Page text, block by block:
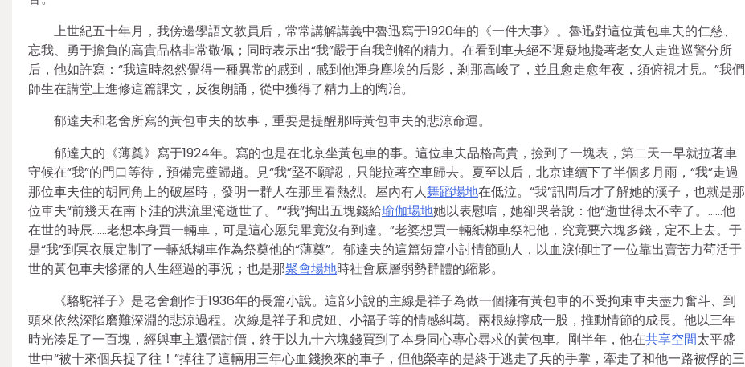
上世紀五十年月，我傍邊學語文教員后，常常講解講義中魯迅寫于1920年的《一件大事》。魯迅對這位黃包車夫的仁慈、
忘我、勇于擔負的高貴品格非常敬佩；同時表示出“我”嚴于自我剖解的精力。在看到車夫絕不遲疑地攙著老女人走進巡警分所
后，他如許寫：“我這時忽然覺得一種異常的感到，感到他渾身塵埃的后影，剎那高峻了，並且愈走愈年夜，須俯視才見。”我們
師生在講堂上進修這篇課文，反復朗誦，從中獲得了精力上的陶冶。
郁達夫和老舍所寫的黃包車夫的故事，重要是提醒那時黃包車夫的悲涼命運。
郁達夫的《薄奠》寫于1924年。寫的也是在北京坐黃包車的事。這位車夫品格高貴，撿到了一塊表，第二天一早就拉著車
守候在“我”的門口等待，預備完璧歸趙。見“我”堅不願認，只能拉著空車歸去。夏至以后，北京連續下了半個多月雨，“我”走過
那位車夫住的胡同角上的破屋時，發明一群人在那里看熱烈。屋內有人舞蹈場地在低泣。“我”訊問后才了解她的漢子，也就是那
位車夫“前幾天在南下洼的洪流里淹逝世了。”“我”掏出五塊錢給瑜伽場地她以表慰唁，她卻哭著說：他“逝世得太不幸了。……他
在世的時辰……老想本身買一輛車，可是這心愿兒畢竟沒有到達。”老婆想買一輛紙糊車祭祀他，究竟要六塊多錢，定不上去。于
是“我”到冥衣展定制了一輛紙糊車作為祭奠他的“薄奠”。郁達夫的這篇短篇小討情節動人，以血淚傾吐了一位靠出賣苦力茍活于
世的黃包車夫慘痛的人生經過的事況；也是那聚會場地時社會底層弱勢群體的縮影。
《駱駝祥子》是老舍創作于1936年的長篇小說。這部小說的主線是祥子為做一個擁有黃包車的不受拘束車夫盡力奮斗、到
頭來依然深陷磨難深淵的悲涼過程。次線是祥子和虎妞、小福子等的情感糾葛。兩根線擰成一股，推動情節的成長。他以三年
時光湊足了一百塊，經與車主還價討價，終于以九十六塊錢買到了本身同心專心尋求的黃包車。剛半年，他在共享空間太平盛
世中“被十來個兵捉了往！”掉往了這輛用三年心血錢換來的車子，但他榮幸的是終于逃走了兵的手掌，牽走了和他一路被俘的三